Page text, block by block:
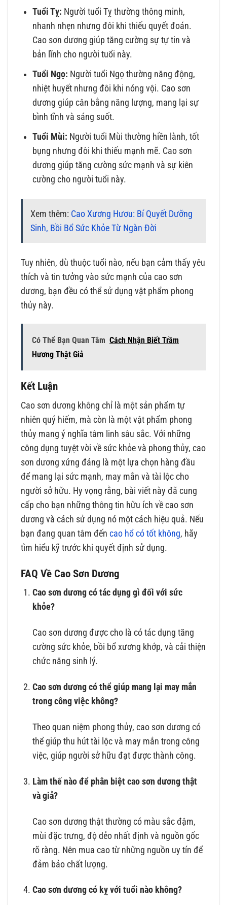
Tuổi Tỵ: Người tuổi Tỵ thường thông minh,
nhanh nhẹn nhưng đôi khi thiếu quyết đoán.
Cao sơn dương giúp tăng cường sự tự tin và
bản lĩnh cho người tuổi này.
Tuổi Ngọ: Người tuổi Ngọ thường năng động,
nhiệt huyết nhưng đôi khi nóng vội. Cao sơn
dương giúp cân bằng năng lượng, mang lại sự
bình tĩnh và sáng suốt.
Tuổi Mùi: Người tuổi Mùi thường hiền lành, tốt
bụng nhưng đôi khi thiếu mạnh mẽ. Cao sơn
dương giúp tăng cường sức mạnh và sự kiên
cường cho người tuổi này.
Xem thêm: Cao Xương Hươu: Bí Quyết Dưỡng
Sinh, Bồi Bổ Sức Khỏe Từ Ngàn Đời
Tuy nhiên, dù thuộc tuổi nào, nếu bạn cảm thấy yêu
thích và tin tưởng vào sức mạnh của cao sơn
dương, bạn đều có thể sử dụng vật phẩm phong
thủy này.
Có Thể Bạn Quan Tâm Cách Nhận Biết Trầm
Hương Thật Giả
Kết Luận
Cao sơn dương không chỉ là một sản phẩm tự
nhiên quý hiếm, mà còn là một vật phẩm phong
thủy mang ý nghĩa tâm linh sâu sắc. Với những
công dụng tuyệt vời về sức khỏe và phong thủy, cao
sơn dương xứng đáng là một lựa chọn hàng đầu
để mang lại sức mạnh, may mắn và tài lộc cho
người sở hữu. Hy vọng rằng, bài viết này đã cung
cấp cho bạn những thông tin hữu ích về cao sơn
dương và cách sử dụng nó một cách hiệu quả. Nếu
bạn đang quan tâm đếncao hổ có tốt không, hãy
tìm hiểu kỹ trước khi quyết định sử dụng.
FAQ Về Cao Sơn Dương
Cao sơn dương có tác dụng gì đối với sức
khỏe?
Cao sơn dương được cho là có tác dụng tăng
cường sức khỏe, bồi bổ xương khớp, và cải thiện
chức năng sinh lý.
Cao sơn dương có thể giúp mang lại may mắn
trong công việc không?
Theo quan niệm phong thủy, cao sơn dương có
thể giúp thu hút tài lộc và may mắn trong công
việc, giúp người sở hữu đạt được thành công.
Làm thế nào để phân biệt cao sơn dương thật
và giả?
Cao sơn dương thật thường có màu sắc đậm,
mùi đặc trưng, độ dẻo nhất định và nguồn gốc
rõ ràng. Nên mua cao từ những nguồn uy tín để
đảm bảo chất lượng.
Cao sơn dương có kỵ với tuổi nào không?